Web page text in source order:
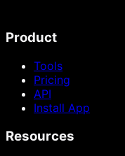
Product
Tools
Pricing
API
Install App
Resources